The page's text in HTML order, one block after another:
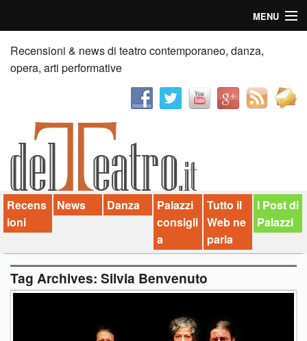
MENU
Home
Recensioni
News
Palazzi consiglia
Video
Chi siamo
Contatti
Recensioni & news di teatro contemporaneo, danza,
opera, arti performative
Recens
ioni
News Danza
Palazzi
consigli
a
Tutto il
Web ne
parla
I Post di
Palazzi
Tag Archives: Silvia Benvenuto